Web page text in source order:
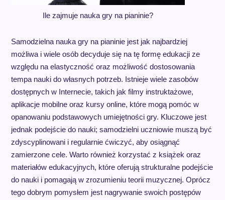
Ile zajmuje nauka gry na pianinie?
Samodzielna nauka gry na pianinie jest jak najbardziej
możliwa i wiele osób decyduje się na tę formę edukacji ze
względu na elastyczność oraz możliwość dostosowania
tempa nauki do własnych potrzeb. Istnieje wiele zasobów
dostępnych w Internecie, takich jak filmy instruktażowe,
aplikacje mobilne oraz kursy online, które mogą pomóc w
opanowaniu podstawowych umiejętności gry. Kluczowe jest
jednak podejście do nauki; samodzielni uczniowie muszą być
zdyscyplinowani i regularnie ćwiczyć, aby osiągnąć
zamierzone cele. Warto również korzystać z książek oraz
materiałów edukacyjnych, które oferują strukturalne podejście
do nauki i pomagają w zrozumieniu teorii muzycznej. Oprócz
tego dobrym pomysłem jest nagrywanie swoich postępów